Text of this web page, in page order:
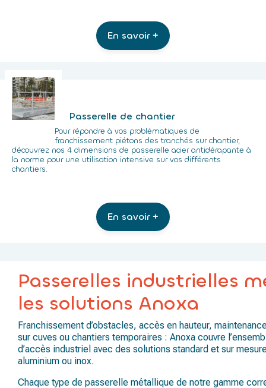
En savoir +
Passerelle de chantier
Pour répondre à vos problématiques de
franchissement piétons des tranchés sur chantier,
découvrez nos 4 dimensions de passerelle acier antidérapante à
la norme pour une utilisation intensive sur vos différents
chantiers.
En savoir +
Passerelles industrielles
les solutions Anoxa
Franchissement d’obstacles, accès en hauteur,
sur cuves ou chantiers temporaires : Anoxa couvre
d’accès industriel avec des solutions standard et sur
aluminium ou inox.
Chaque type de passerelle métallique de notre gamme